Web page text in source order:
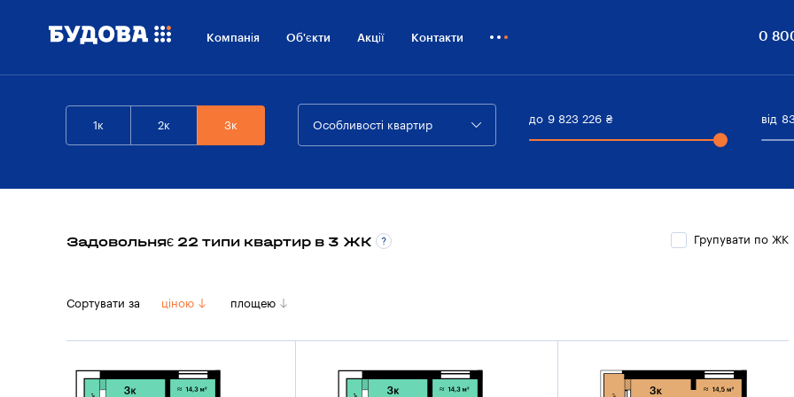
Компанія Об'єкти Акції Контакти
Бiзнесу
0
1к 2к 3к Особливості квартир
до 9 823 226 ₴ від
Задовольняє 22 типи квартир в 3 ЖК Групувати по ЖК
Сортувати за ціною площею